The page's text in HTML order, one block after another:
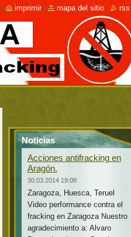
Noticias
Acciones antifracking en
Aragón.
30.03.2014 19:08
Zaragoza, Huesca, Teruel
Video performance contra el
fracking en Zaragoza Nuestro
agradecimiento a: Alvaro
imprimir mapa del sitio rss